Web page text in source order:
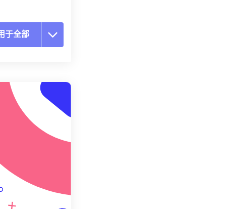
于全部
应用
预设